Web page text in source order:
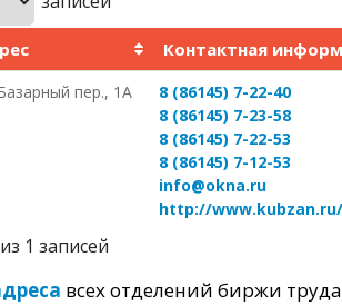
Контактная
пер., 1А
8 (86145) 7-22-40
8 (86145) 7-23-58
8 (86145) 7-22-53
8 (86145) 7-12-53
info@okna.ru
http://www.kubzan.ru/
1 записей
всех отделений биржи